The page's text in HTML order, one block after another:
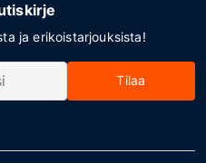
ja erikoistarjouksista!
Tilaa